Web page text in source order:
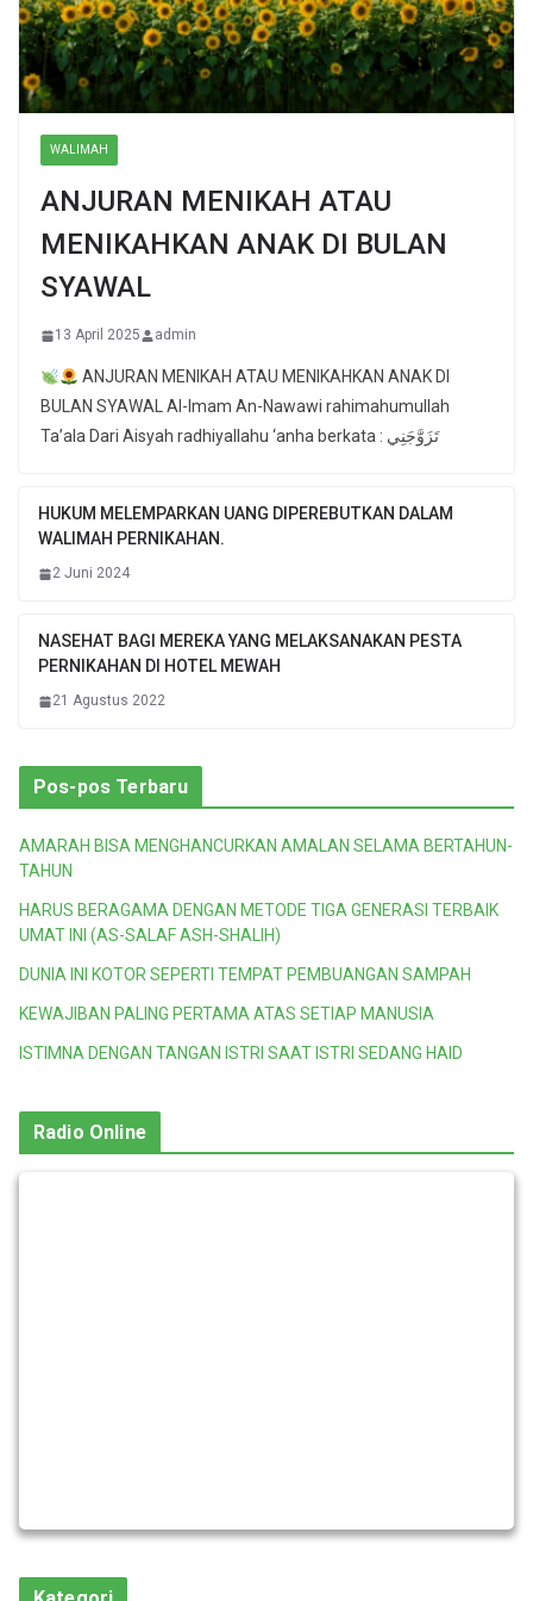
WALIMAH
ANJURAN MENIKAH ATAU
MENIKAHKAN ANAK DI BULAN
SYAWAL
13 April 2025 admin
ANJURAN MENIKAH ATAU MENIKAHKAN ANAK DI
BULAN SYAWAL Al-Imam An-Nawawi rahimahumullah
Ta’ala Dari Aisyah radhiyallahu ‘anha berkata : تَزَوَّجَنِي
HUKUM MELEMPARKAN UANG DIPEREBUTKAN DALAM
WALIMAH PERNIKAHAN.
2 Juni 2024
NASEHAT BAGI MEREKA YANG MELAKSANAKAN PESTA
PERNIKAHAN DI HOTEL MEWAH
21 Agustus 2022
Pos-pos Terbaru
AMARAH BISA MENGHANCURKAN AMALAN SELAMA BERTAHUN-
TAHUN
HARUS BERAGAMA DENGAN METODE TIGA GENERASI TERBAIK
UMAT INI (AS-SALAF ASH-SHALIH)
DUNIA INI KOTOR SEPERTI TEMPAT PEMBUANGAN SAMPAH
KEWAJIBAN PALING PERTAMA ATAS SETIAP MANUSIA
ISTIMNA DENGAN TANGAN ISTRI SAAT ISTRI SEDANG HAID
Radio Online